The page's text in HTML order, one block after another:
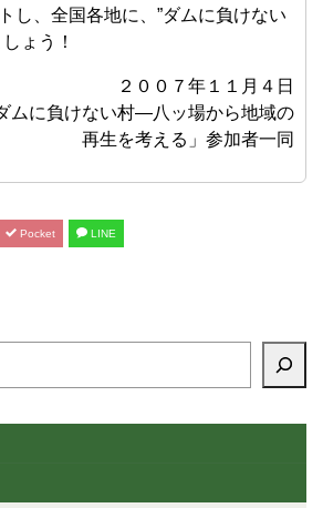
し、全国各地に、”ダムに負けない
ょう！
２００７年１１月４日
ムに負けない村―八ッ場から地域の
再生を考える」参加者一同
Pocket LINE